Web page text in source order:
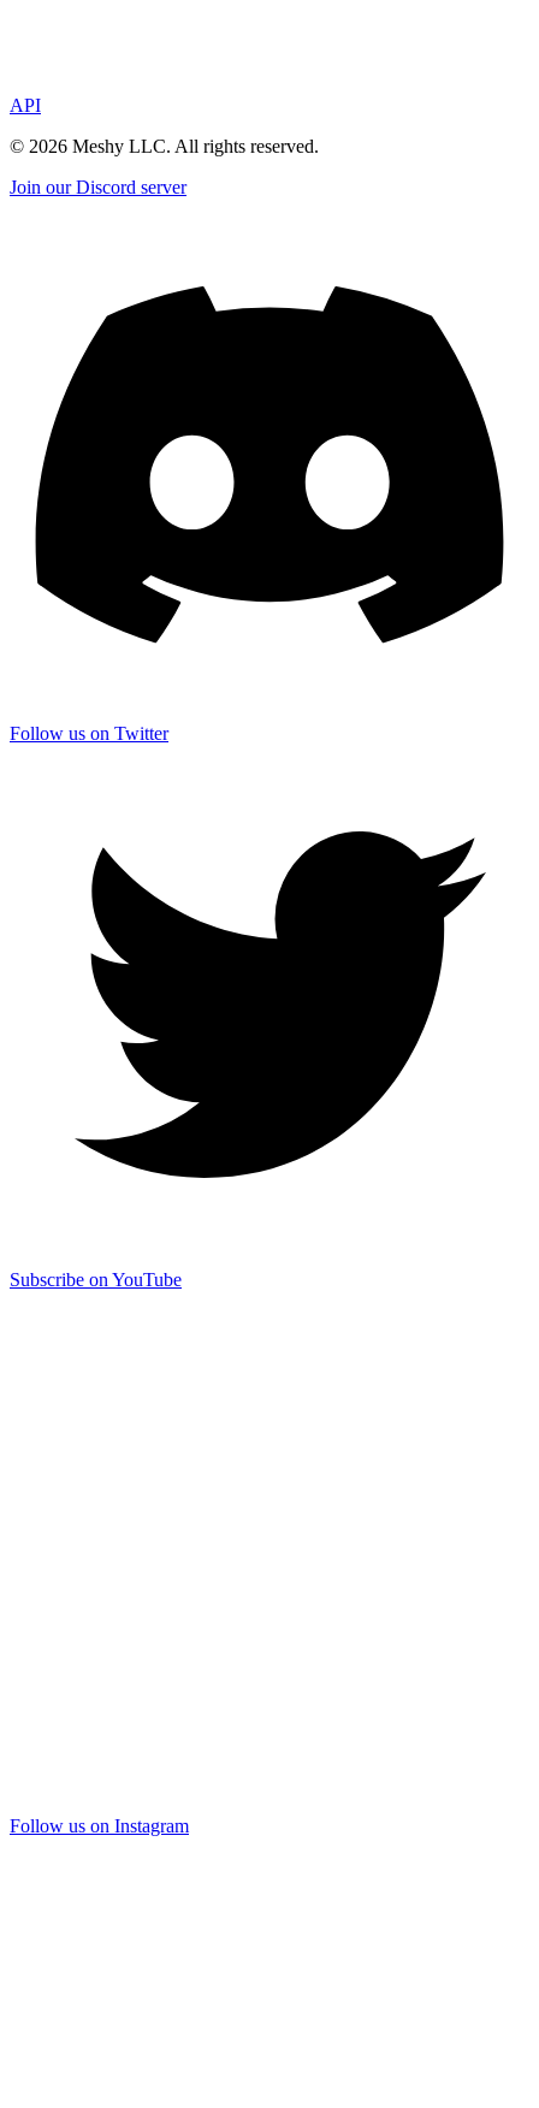
API
© 2026 Meshy LLC. All rights reserved.
Join our Discord server
Follow us on Twitter
Subscribe on YouTube
Follow us on Instagram